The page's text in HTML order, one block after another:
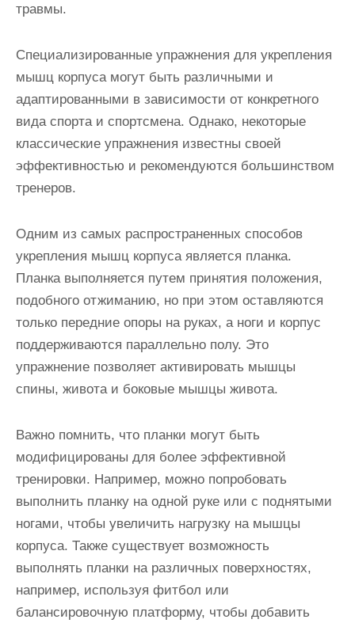
травмы.
Специализированные упражнения для укрепления
мышц корпуса могут быть различными и
адаптированными в зависимости от конкретного
вида спорта и спортсмена. Однако, некоторые
классические упражнения известны своей
эффективностью и рекомендуются большинством
тренеров.
Одним из самых распространенных способов
укрепления мышц корпуса является планка.
Планка выполняется путем принятия положения,
подобного отжиманию, но при этом оставляются
только передние опоры на руках, а ноги и корпус
поддерживаются параллельно полу. Это
упражнение позволяет активировать мышцы
спины, живота и боковые мышцы живота.
Важно помнить, что планки могут быть
модифицированы для более эффективной
тренировки. Например, можно попробовать
выполнить планку на одной руке или с поднятыми
ногами, чтобы увеличить нагрузку на мышцы
корпуса. Также существует возможность
выполнять планки на различных поверхностях,
например, используя фитбол или
балансировочную платформу, чтобы добавить